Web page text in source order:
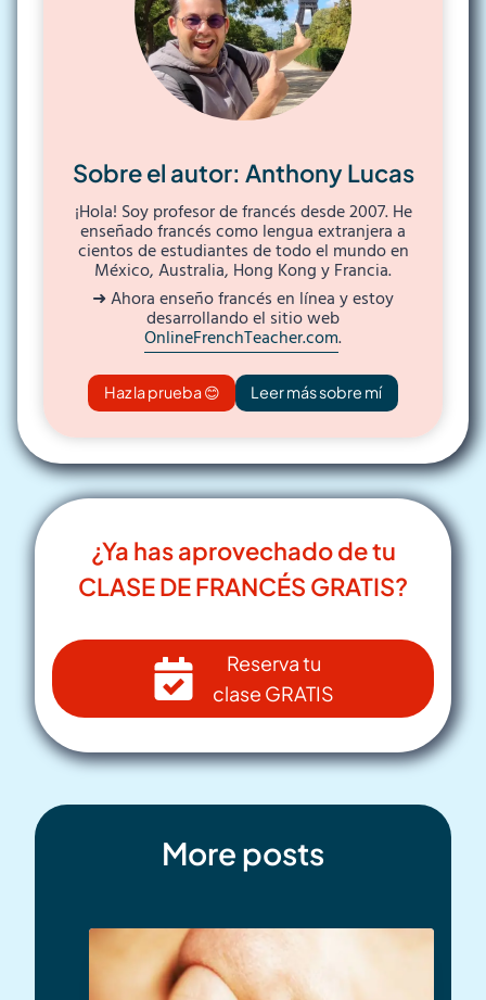
Sobre el autor: Anthony Lucas
¡Hola! Soy profesor de francés desde 2007. He
enseñado francés como lengua extranjera a
cientos de estudiantes de todo el mundo en
México, Australia, Hong Kong y Francia.
➜ Ahora enseño francés en línea y estoy
desarrollando el sitio web
OnlineFrenchTeacher.com.
Haz la prueba 😊 Leer más sobre mí
¿Ya has aprovechado de tu
CLASE DE FRANCÉS GRATIS?
Reserva tu
clase GRATIS
More posts